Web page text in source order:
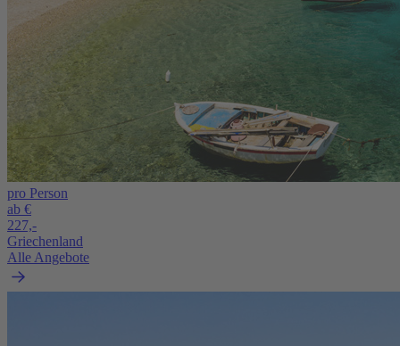
pro Person
ab €
227,-
Griechenland
Alle Angebote